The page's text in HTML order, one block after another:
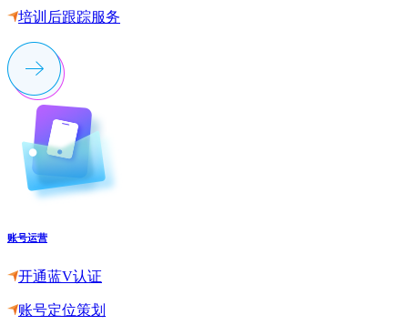
培训后跟踪服务
账号运营
开通蓝V认证
账号定位策划